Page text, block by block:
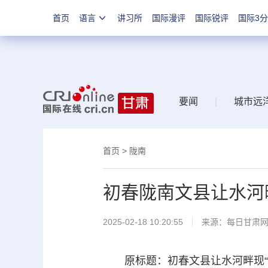
首页 语言 讲习所 国际漫评 国际锐评 国际3
要闻 城市远
首页 > 陇南
初春陇南文县让水河
2025-02-18 10:20:55 来源： 每日甘肃网
原标题：初春文县让水河畔现“